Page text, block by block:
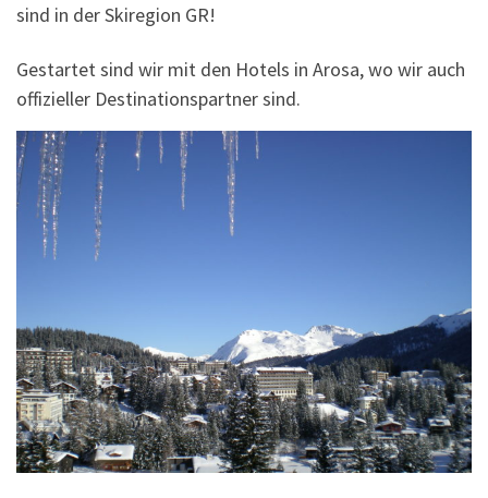
sind in der Skiregion GR!
Gestartet sind wir mit den Hotels in Arosa, wo wir auch
offizieller Destinationspartner sind.